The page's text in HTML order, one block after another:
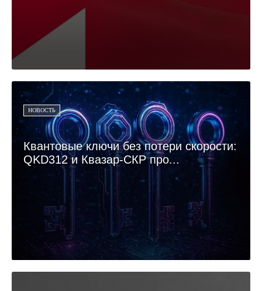
НОВОСТЬ
Квантовые ключи без потери скорости:
QKD312 и Квазар-СКР про...